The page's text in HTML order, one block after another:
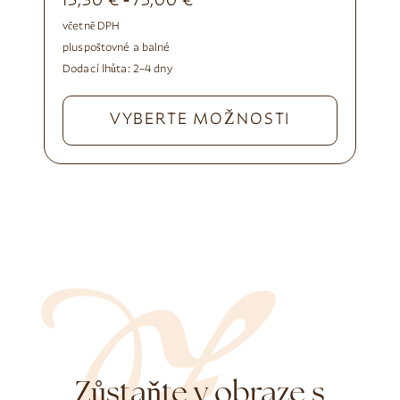
včetně DPH
pluspoštovné a balné
Dodací lhůta: 2–4 dny
VYBERTE MOŽNOSTI